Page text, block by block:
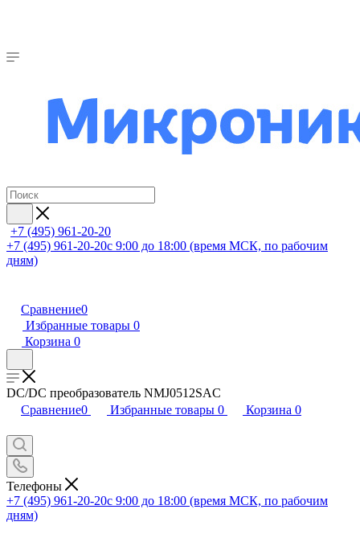
+7 (495) 961-20-20
+7 (495) 961-20-20с 9:00 до 18:00 (время МСК, по рабочим
дням)
Сравнение0
Избранные товары 0
Корзина 0
DC/DC преобразователь NMJ0512SAC
Сравнение0 Избранные товары 0 Корзина 0
Телефоны
+7 (495) 961-20-20с 9:00 до 18:00 (время МСК, по рабочим
дням)